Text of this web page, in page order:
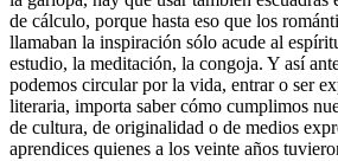
de cálculo, porque hasta eso que los
llamaban la inspiración sólo acude al
estudio, la meditación, la congoja. Y así
podemos circular por la vida, entrar o ser
literaria, importa saber cómo cumplimos
de cultura, de originalidad o de medios
aprendices quienes a los veinte años